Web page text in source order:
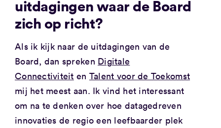
uitdagingen waar de Board
zich op richt?
Als ik kijk naar de uitdagingen van de
Board, dan spreken Digitale
Connectiviteit en Talent voor de Toekomst
mij het meest aan. Ik vind het interessant
om na te denken over hoe datagedreven
innovaties de regio een leefbaarder plek